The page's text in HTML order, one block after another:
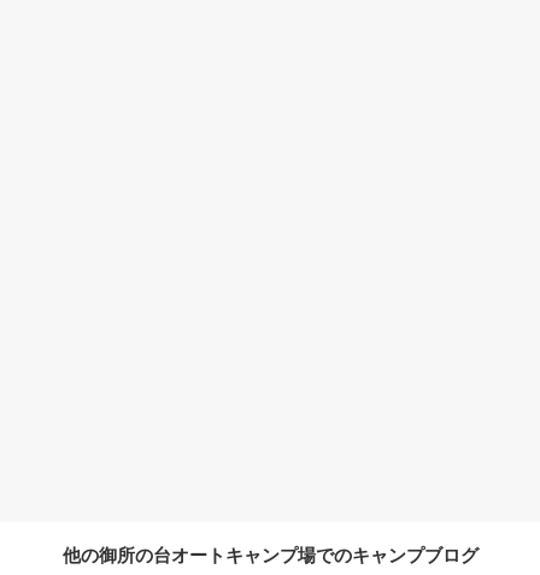
他の御所の台オートキャンプ場でのキャンプブログ